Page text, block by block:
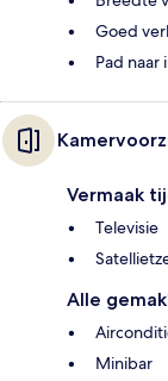
Goed
Pad
Vermaak
Televisie
Alle
Minibar